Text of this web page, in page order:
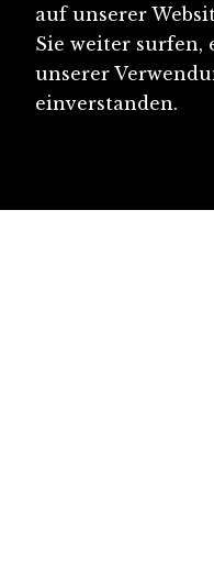
auf unserer
Sie weiter surfen,
unserer
einverstanden.